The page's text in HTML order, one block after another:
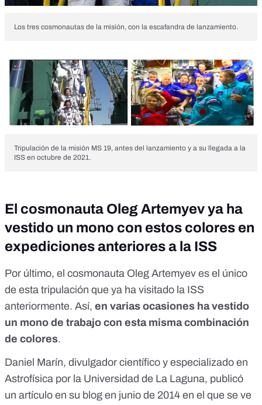
Los tres cosmonautas de la misión, con la escafandra de lanzamiento.
Tripulación de la misión MS 19, antes del lanzamiento y a su llegada a la
ISS en octubre de 2021.
El cosmonauta Oleg Artemyev ya ha
vestido un mono con estos colores en
expediciones anteriores a la ISS
Por último, el cosmonauta Oleg Artemyev es el único
de esta tripulación que ya ha visitado la ISS
anteriormente. Así, en varias ocasiones ha vestido
un mono de trabajo con esta misma combinación
de colores.
Daniel Marín, divulgador científico y especializado en
Astrofísica por la Universidad de La Laguna, publicó
un artículo en su blog en junio de 2014 en el que se ve